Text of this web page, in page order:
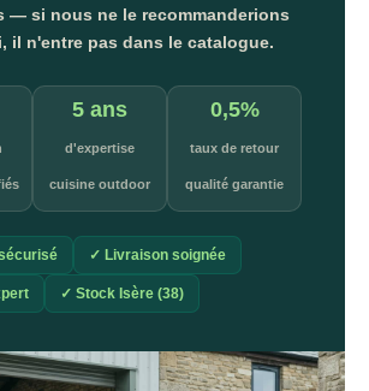
— si nous ne le recommanderions
il n'entre pas dans le catalogue.
5 ans
d'expertise
cuisine outdoor
0,5%
taux de retour
qualité garantie
✓ Livraison soignée
✓ Stock Isère (38)